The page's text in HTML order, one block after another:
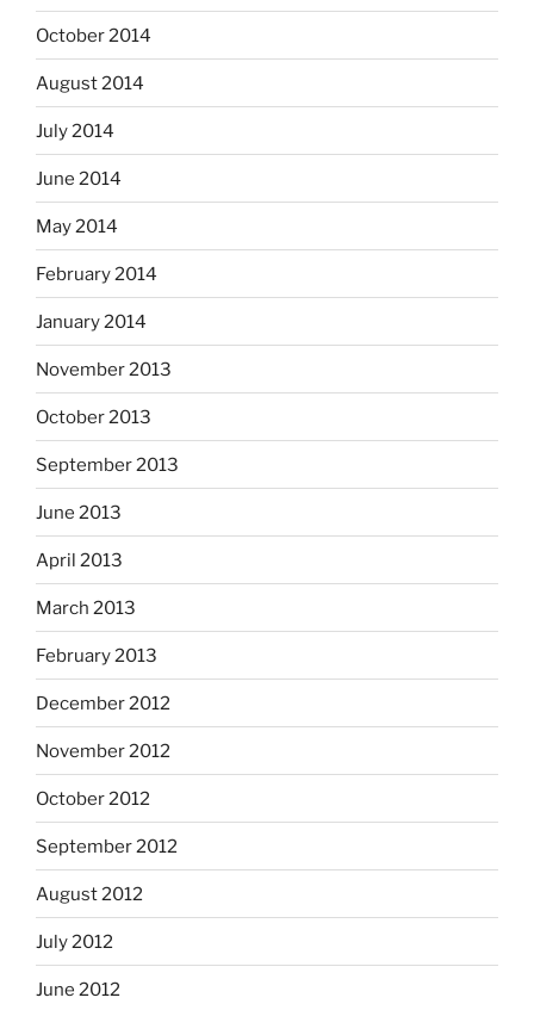
October 2014
August 2014
July 2014
June 2014
May 2014
February 2014
January 2014
November 2013
October 2013
September 2013
June 2013
April 2013
March 2013
February 2013
December 2012
November 2012
October 2012
September 2012
August 2012
July 2012
June 2012